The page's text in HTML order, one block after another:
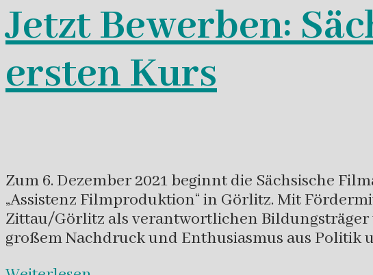
Jetzt Bewerben:
ersten Kurs
Zum 6. Dezember 2021 beginnt die Sächsische
„Assistenz Filmproduktion“ in Görlitz. Mit
Zittau/Görlitz als verantwortlichen Bildungsträger
großem Nachdruck und Enthusiasmus aus